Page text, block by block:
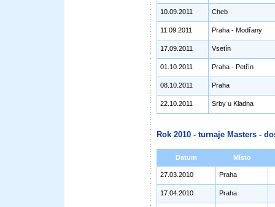
10.09.2011 Cheb
11.09.2011 Praha - Modřany
17.09.2011 Vsetín
01.10.2011 Praha - Petřín
08.10.2011 Praha
22.10.2011 Srby u Kladna
Rok 2010 - turnaje Masters -
Datum Místo
27.03.2010 Praha
17.04.2010 Praha